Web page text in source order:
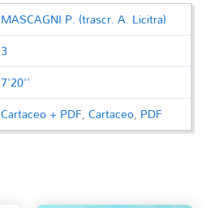
MASCAGNI P. (trascr. A. Licitra)
3
7'20''
Cartaceo + PDF,Cartaceo, PDF